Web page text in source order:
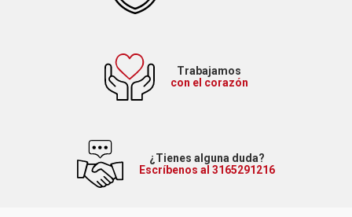
Trabajamos
con el corazón
¿Tienes alguna duda?
Escríbenos al 3165291216